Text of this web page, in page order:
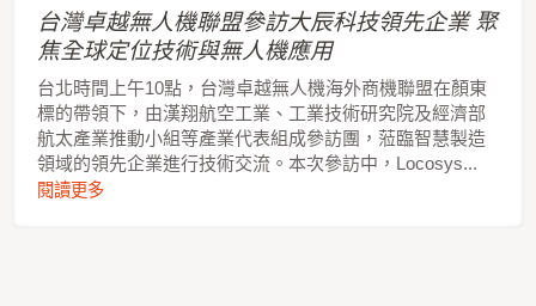
台灣卓越無人機聯盟參訪大辰科技領先企業 聚
焦全球定位技術與無人機應用
台北時間上午10點，台灣卓越無人機海外商機聯盟在顏東
標的帶領下，由漢翔航空工業、工業技術研究院及經濟部
航太產業推動小組等產業代表組成參訪團，蒞臨智慧製造
領域的領先企業進行技術交流。本次參訪中，Locosys...
閱讀更多